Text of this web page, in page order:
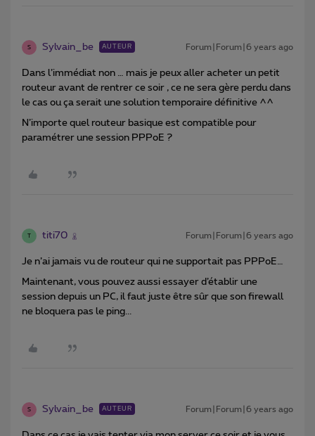
S Sylvain_be AUTEUR Forum|Forum|6 years ago
Dans l’immédiat non … mais je peux aller acheter un petit
routeur avant de rentrer ce soir , ce ne sera gère perdu dans
le cas ou ça serait une solution temporaire définitive ^^
N’importe quel routeur basique est compatible pour
paramétrer une session PPPoE ?
T titi70 Forum|Forum|6 years ago
Je n’ai jamais vu de routeur qui ne supportait pas PPPoE…
Maintenant, vous pouvez aussi essayer d’établir une
session depuis un PC, il faut juste être sûr que son firewall
ne bloquera pas le ping...
S Sylvain_be AUTEUR Forum|Forum|6 years ago